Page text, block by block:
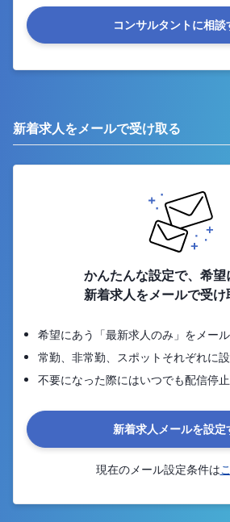
コンサルタントに相談
新着求人をメールで受け取る
かんたんな設定で、希望
新着求人をメールで受け
希望にあう「最新求人のみ」をメー
常勤、非常勤、スポットそれぞれに
不要になった際にはいつでも配信停
新着求人メールを設定
現在のメール設定条件は